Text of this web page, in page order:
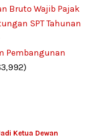
Bruto Wajib Pajak
SPT Tahunan
Pembangunan
Ketua Dewan